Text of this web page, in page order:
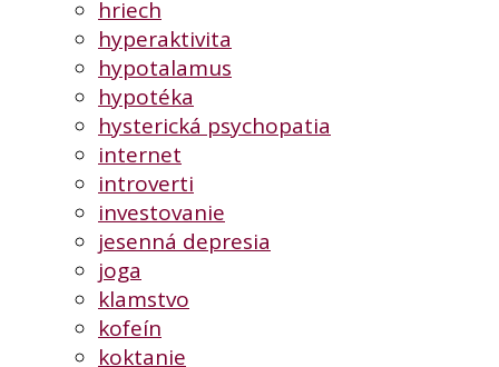
hriech
hyperaktivita
hypotalamus
hypotéka
hysterická psychopatia
internet
introverti
investovanie
jesenná depresia
joga
klamstvo
kofeín
koktanie